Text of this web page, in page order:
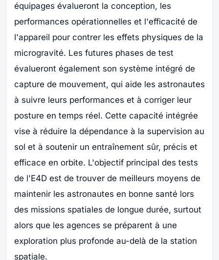
équipages évalueront la conception, les
performances opérationnelles et l'efficacité de
l'appareil pour contrer les effets physiques de la
microgravité. Les futures phases de test
évalueront également son système intégré de
capture de mouvement, qui aide les astronautes
à suivre leurs performances et à corriger leur
posture en temps réel. Cette capacité intégrée
vise à réduire la dépendance à la supervision au
sol et à soutenir un entraînement sûr, précis et
efficace en orbite. L'objectif principal des tests
de l'E4D est de trouver de meilleurs moyens de
maintenir les astronautes en bonne santé lors
des missions spatiales de longue durée, surtout
alors que les agences se préparent à une
exploration plus profonde au-delà de la station
spatiale.